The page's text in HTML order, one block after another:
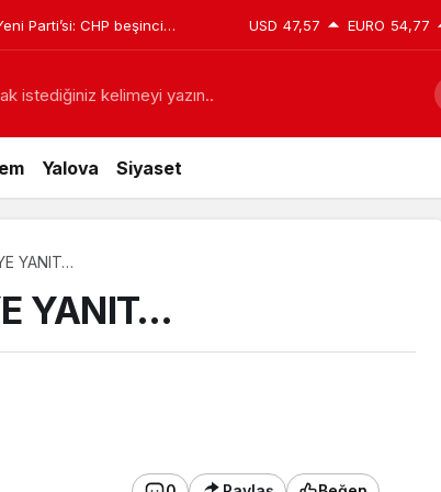
Parti’si: CHP beşinci
baştan değişti
USD 47,57 EURO 54,77
istediğiniz kelimeyi yazın..
Yalova Siyaset
YANIT…
YANIT…